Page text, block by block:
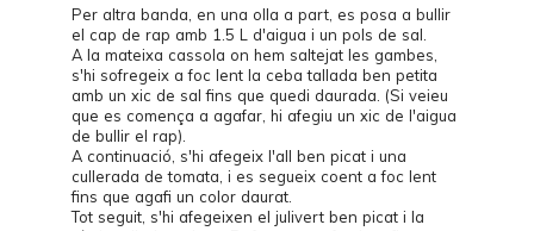
Per altra banda, en una olla a part, es posa a bullir
el cap de rap amb 1.5 L d'aigua i un pols de sal.
A la mateixa cassola on hem saltejat les gambes,
s'hi sofregeix a foc lent la ceba tallada ben petita
amb un xic de sal fins que quedi daurada. (Si veieu
que es comença a agafar, hi afegiu un xic de l'aigua
de bullir el rap).
A continuació, s'hi afegeix l'all ben picat i una
cullerada de tomata, i es segueix coent a foc lent
fins que agafi un color daurat.
Tot seguit, s'hi afegeixen el julivert ben picat i la